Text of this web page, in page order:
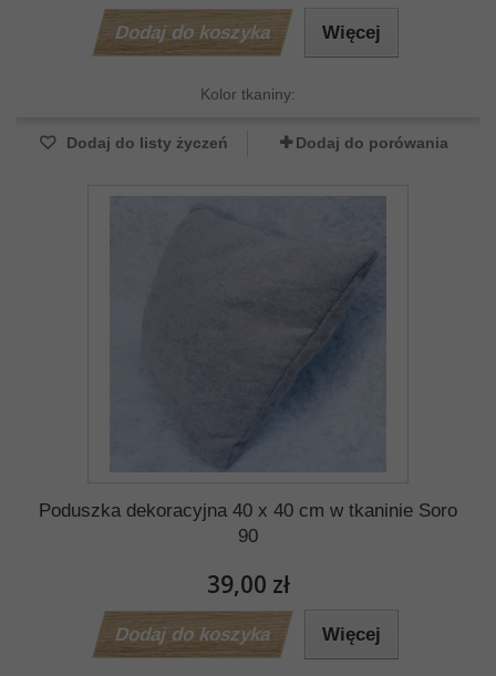
Dodaj do koszyka Więcej
Kolor tkaniny:
Dodaj do listy życzeń Dodaj do porówania
Poduszka dekoracyjna 40 x 40 cm w tkaninie Soro
90
39,00 zł
Dodaj do koszyka Więcej